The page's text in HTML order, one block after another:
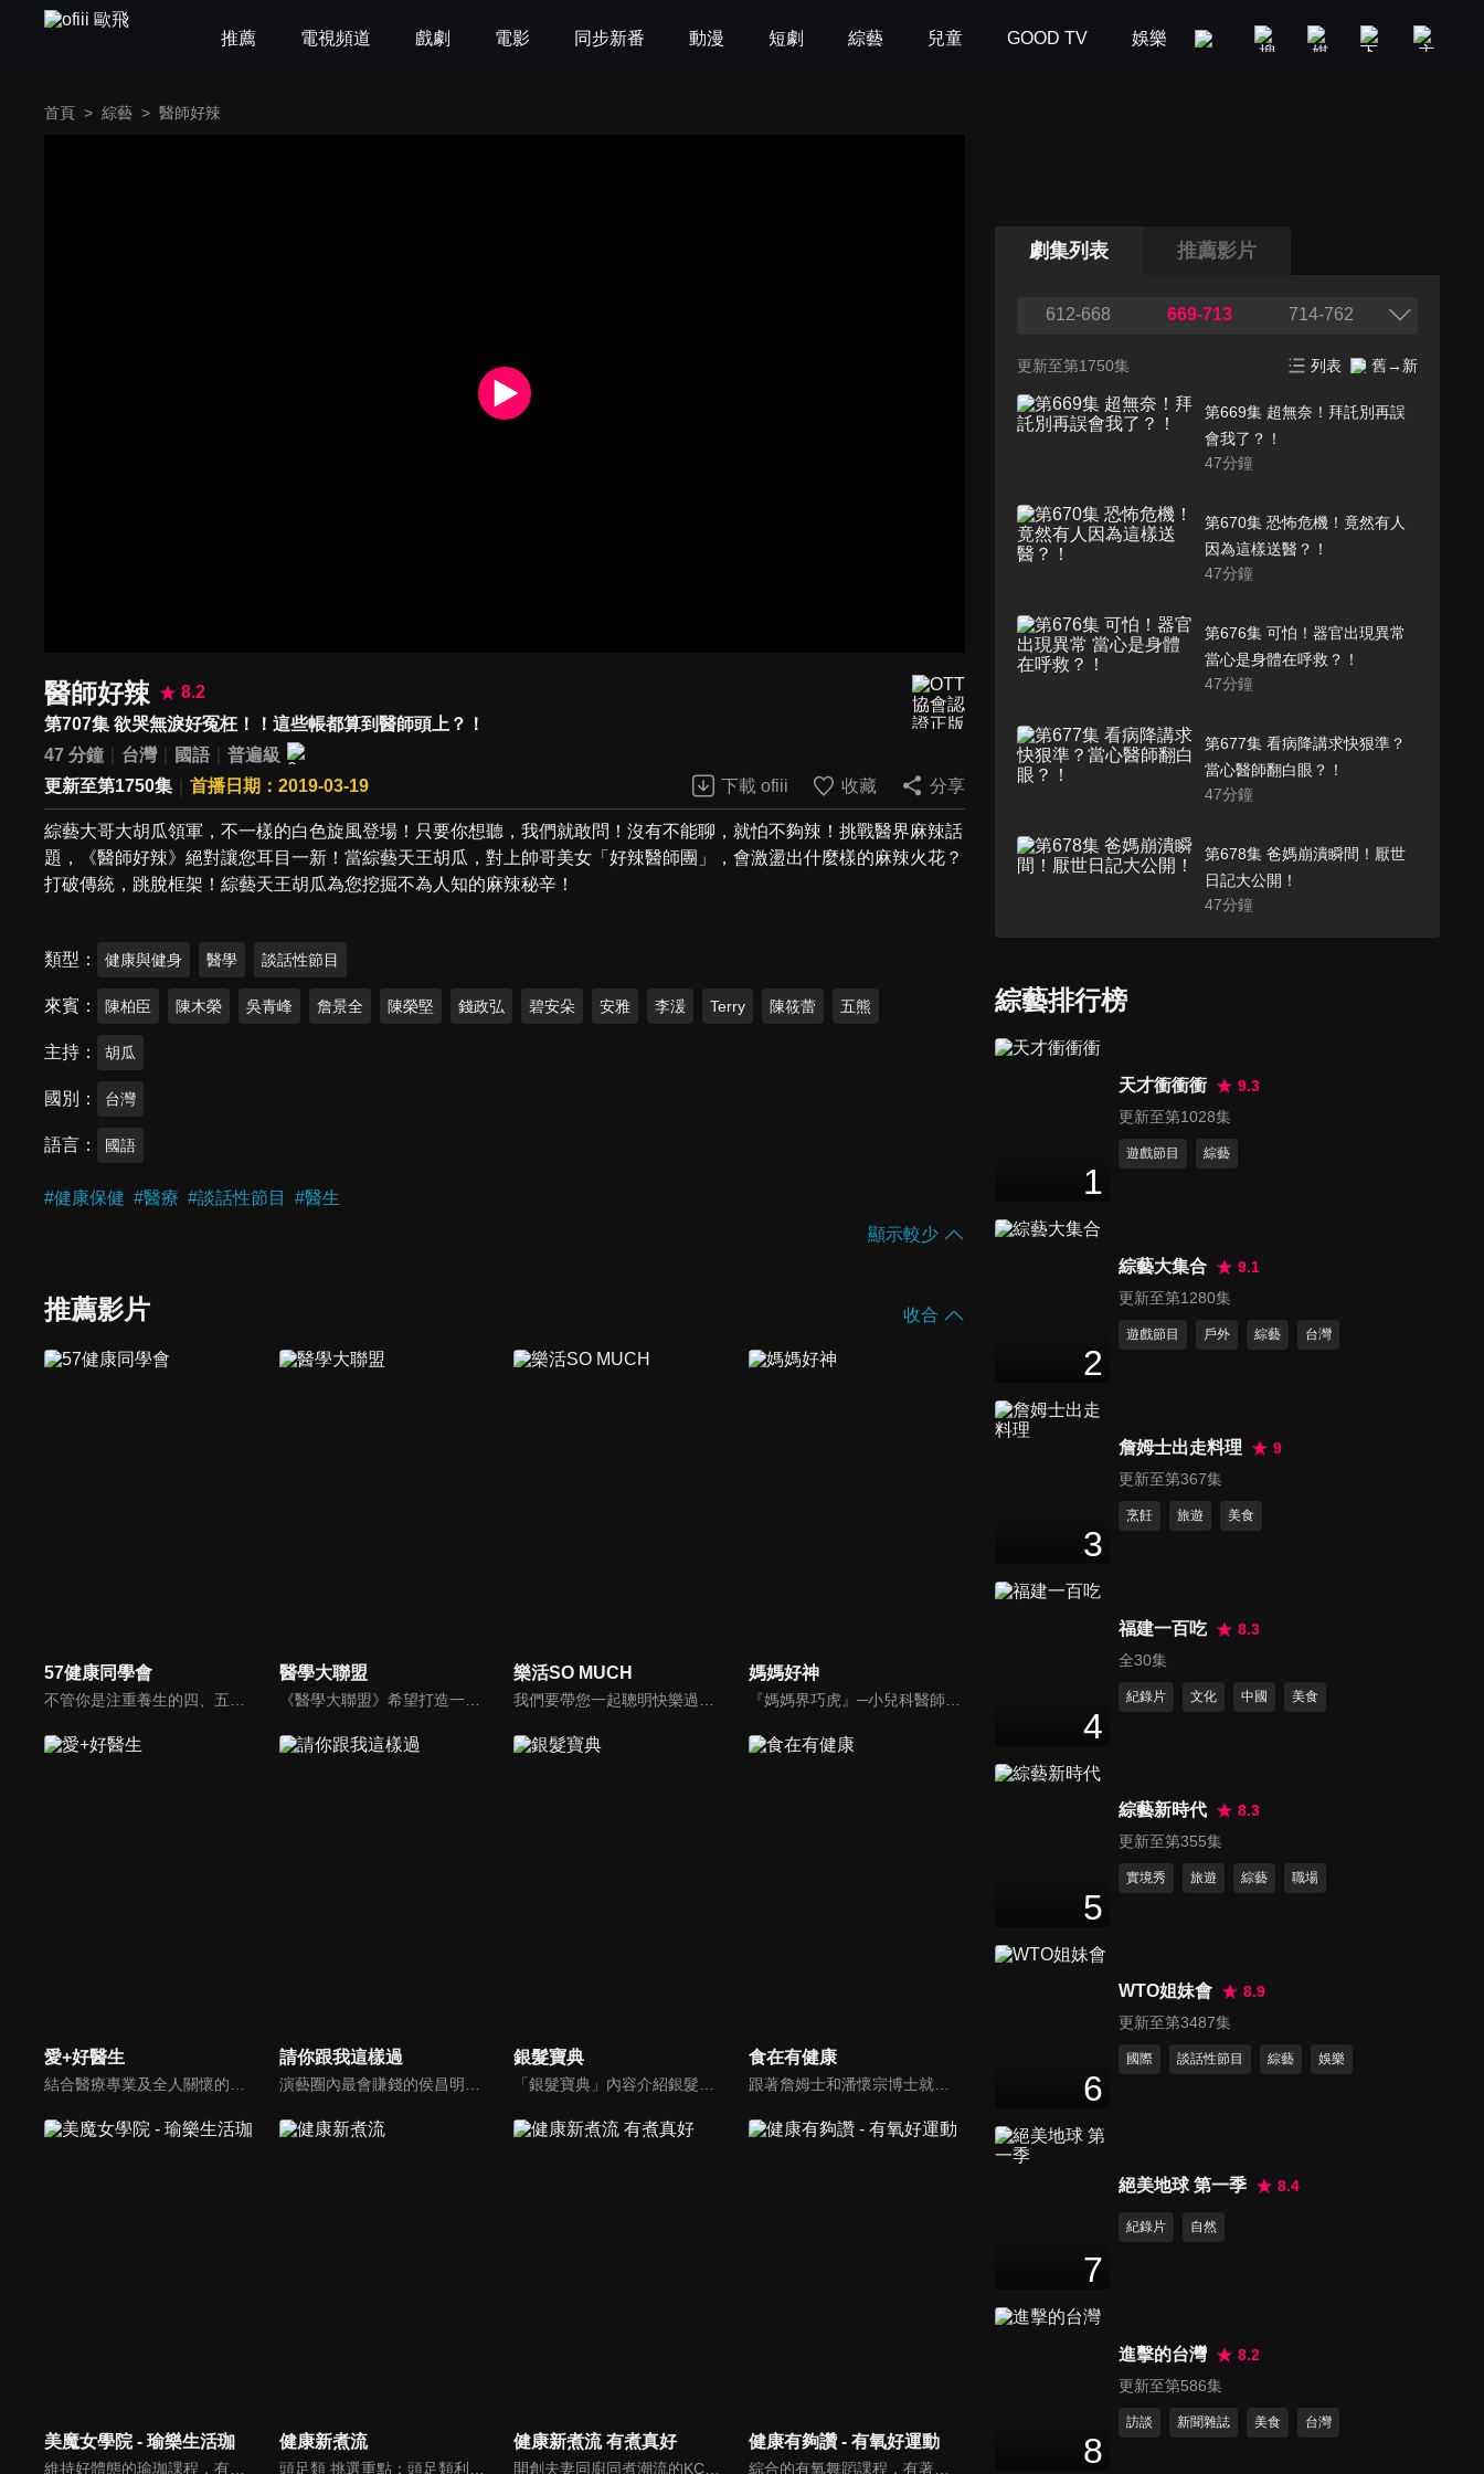
推薦 電視頻道 戲劇 電影 同步新番 動漫 短劇 綜藝 兒童 GOOD TV 娛樂 美食旅遊 新聞政論
首頁 > 綜藝 > 醫師好辣
醫師好辣
8.2
第707集 欲哭無淚好冤枉！！這些帳都算到醫師頭上？！
47 分鐘
台灣 國語
普遍級
更新至第1750集
首播日期：2019-03-19 下載 ofiii 收藏 分享
綜藝大哥大胡瓜領軍，不一樣的白色旋風登場！只要你想聽，我們就敢問！沒有不能聊，就怕不夠辣！挑戰醫界麻辣話
題，《醫師好辣》絕對讓您耳目一新！當綜藝天王胡瓜，對上帥哥美女「好辣醫師團」，會激盪出什麼樣的麻辣火花？
打破傳統，跳脫框架！綜藝天王胡瓜為您挖掘不為人知的麻辣秘辛！
類型 健康與健身 醫學 談話性節目
來賓 陳柏臣 陳木榮 吳青峰 詹景全 陳榮堅 錢政弘 碧安朵 安雅 李湲 Terry 陳筱蕾 五熊
主持 胡瓜
國別 台灣
語言 國語
#健康保健 #醫療 #談話性節目 #醫生
顯示較少
推薦影片 收合
57健康同學會 醫學大聯盟 樂活SO MUCH 媽媽好神
愛+好醫生 請你跟我這樣過 銀髮寶典 食在有健康
跟著詹姆士和潘懷宗博士就能輕鬆學料理！只是品嚐美食之餘，身體健康也要懂得把關，每集都會傳授生活健康資訊，破除一般飲食迷思，讓大家吃得美味、活得健康！
美魔女學院 - 瑜樂生活珈
維持好體態的瑜珈課程，有著豐富的瑜珈姿勢，伸展筋骨舒緩全身疲勞，緊緻肌肉線條，不只能雕塑美美的身材也能夠讓身心靈都暢快健康，跟上我們的腳步一起踏上瑜樂生活珈，輕鬆好上手，快樂享瘦！
健康新煮流
頭足類 挑選重點：頭足類利用清洗時去除內臟可以降低膽固醇的攝取。挑選雙眼清澈明亮，眼球稍微凸出，肉質結實有彈性為佳。身體具透明感，觸腕或是吸盤一碰到活體就會吸附住便是新鮮的。
健康新煮流 有煮真好
開創夫妻同廚同煮潮流的KC夫婦，繼《健康醫食代》後，走出攝影棚，帶大家全台走透透，發掘上帝賞賜的美味食材，內容融合新加坡南洋風和客家純樸味，加上台灣獨特的閩南風情，互相激盪交織出的火花，打造出獨一無二的美食節目。
健康有夠讚 - 有氧好運動
綜合的有氧舞蹈課程，有著多元舞蹈搭配上輕快的音樂，踩踏著有氧的步伐，從頭到腳喚醒身體的肌肉，不只是雕塑美美的身材也能夠讓身心靈都暢快健康，跟上我們的腳步一起踏上有氧好運動，讓你更加活力滿滿，快樂享瘦！
劇集列表 推薦影片
612-668 669-713 714-762
更新至第1750集 列表 舊→新
第669集 超無奈！拜託別再誤
會我了？！
47分鐘
第670集 恐怖危機！竟然有人
因為這樣送醫？！
47分鐘
第676集 可怕！器官出現異常
當心是身體在呼救？！
47分鐘
第677集 看病降講求快狠準？
當心醫師翻白眼？！
47分鐘
第678集 爸媽崩潰瞬間！厭世
日記大公開！
47分鐘
第680集 照妖鏡！！醫院才是
47分鐘
第682集 禍從口出！嘴巴才是
47 分鐘
47分鐘
第684集 噓！診間八卦滿天飛
第685集 歲末年終忙不停 舊疾
第691集 驚！「小問題」危險
性超乎你想像？！
始衰老！！這些器官要顧
第693集 超乎你的想像？！白
第694集 意想不到！！毀滅健
47
第696集 你踩雷了嗎？！99%
人不知道的健康陷阱！！
綜藝排行榜
1
天才衝衝衝
9.3
更新至第1028集
遊戲節目 綜藝
2
綜藝大集合
9.1
更新至第1280集
遊戲節目 戶外 綜藝 台灣
3
詹姆士出走料理
9
更新至第367集
烹飪 旅遊 美食
4
福建一百吃
8.3
全30集
紀錄片 文化 中國 美食
5
綜藝新時代
8.3
更新至第355集
實境秀 旅遊 綜藝 職場
6
WTO姐妹會
8.9
更新至第3487集
國際 談話性節目 綜藝 娛樂
7
絕美地球 第一季 8.4
紀錄片 自然
8
進擊的台灣
8.2
更新至第586集
訪談 新聞雜誌 美食 台灣